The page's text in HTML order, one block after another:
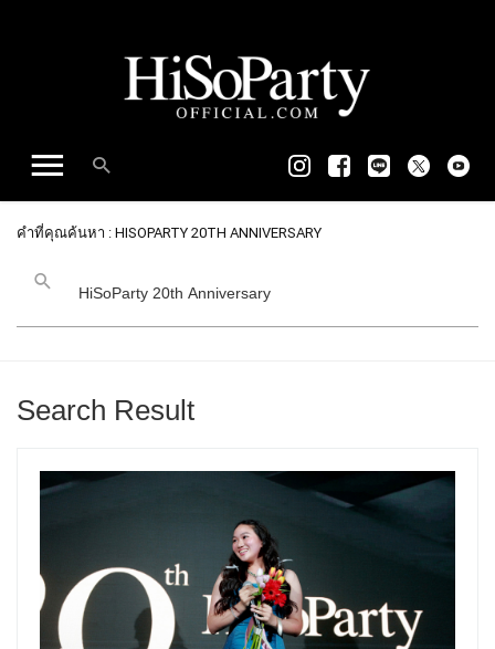
คำที่คุณค้นหา : HISOPARTY 20TH ANNIVERSARY
Search Result